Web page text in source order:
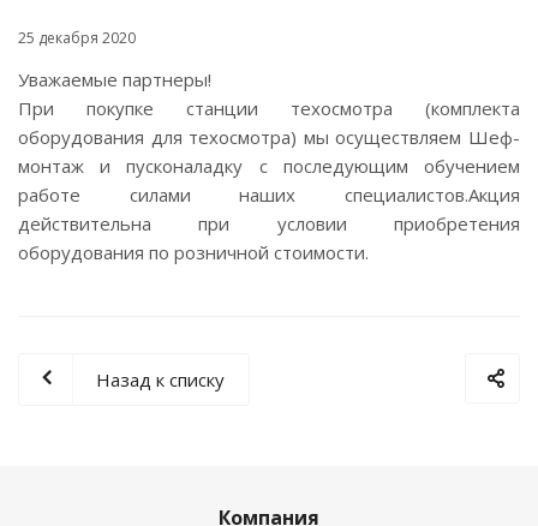
25 декабря 2020
Уважаемые партнеры!
При покупке станции техосмотра (комплекта
оборудования для техосмотра) мы осуществляем Шеф-
монтаж и пусконаладку с последующим обучением
работе силами наших специалистов.Акция
действительна при условии приобретения
оборудования по розничной стоимости.
Назад к списку
Компания